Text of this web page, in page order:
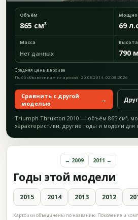
Объём
865 см³ 69
Масса
Нет данных 790
Средняя цена в архиве
По 66 объявлениям из архива · 20.08.2014–02.08.2026
Сравнить с другой
моделью
→
Triumph Thruxton 2010 — объём 865 см³,
характеристики, другие годы и модели для
Годы этой модели
← 2009 2011 →
2015 2014 2013 2012
Карточки объединены по названию. Поколение и